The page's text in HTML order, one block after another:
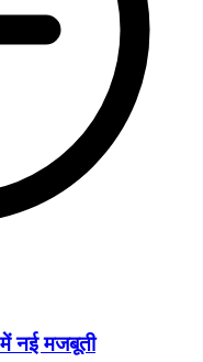
नई मजबूती